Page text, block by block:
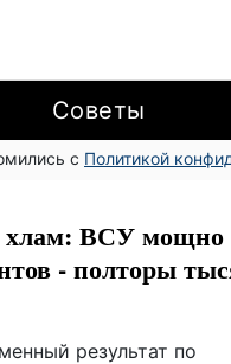
Советы
с Политикой
хлам: ВСУ мощно
- полторы
результат по